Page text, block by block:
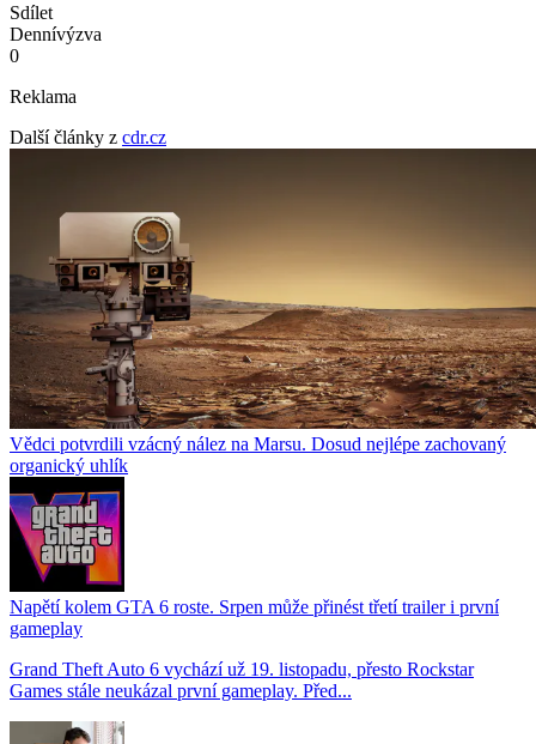
Sdílet
Dennívýzva
0
Reklama
Další články z cdr.cz
Vědci potvrdili vzácný nález na Marsu. Dosud nejlépe zachovaný
organický uhlík
Napětí kolem GTA 6 roste. Srpen může přinést třetí trailer i první
gameplay
Grand Theft Auto 6 vychází už 19. listopadu, přesto Rockstar
Games stále neukázal první gameplay. Před...